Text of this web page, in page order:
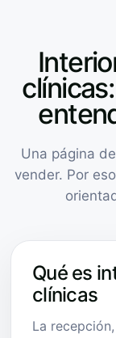
Una página
vender. Por
Qué es
clínicas
La